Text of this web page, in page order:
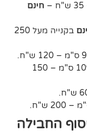
250